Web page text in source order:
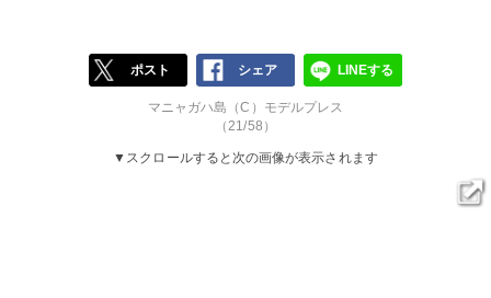
ポスト シェア LINEする
マニャガハ島（C）モデルプレス
（21/58）
▼スクロールすると次の画像が表示されます